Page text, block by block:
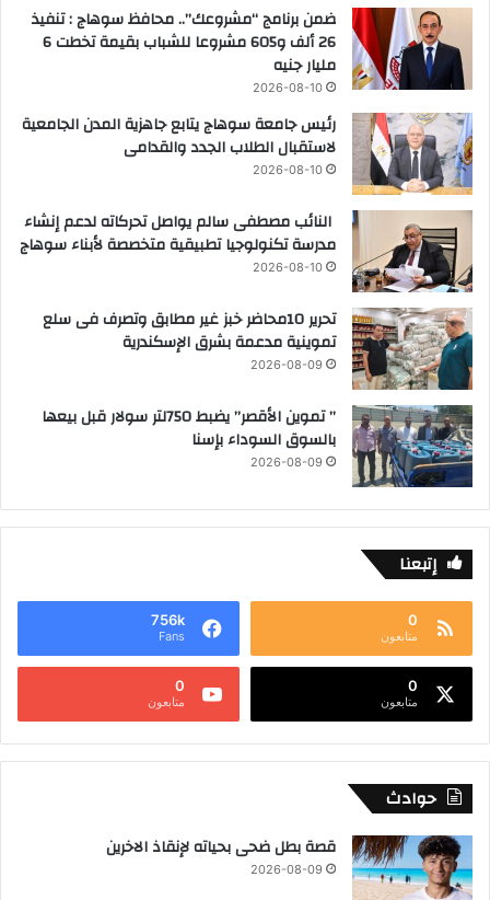
ضمن برنامج “مشروعك”.. محافظ سوهاج : تنفيذ
26 ألف و605 مشروعا للشباب بقيمة تخطت 6
مليار جنيه
2026-08-10
رئيس جامعة سوهاج يتابع جاهزية المدن الجامعية
لاستقبال الطلاب الجدد والقدامى
2026-08-10
النائب مصطفى سالم يواصل تحركاته لدعم إنشاء
مدرسة تكنولوجيا تطبيقية متخصصة لأبناء سوهاج
2026-08-10
تحرير 10محاضر خبز غير مطابق وتصرف فى سلع
تموينية مدعمة بشرق الإسكندرية
2026-08-09
” تموين الأقصر” يضبط 750لتر سولار قبل بيعها
بالسوق السوداء بإسنا
2026-08-09
إتبعنا
0
متابعون
756k
Fans
0
متابعون
0
متابعون
حوادث
قصة بطل ضحى بحياته لإنقاذ الاخرين
2026-08-09